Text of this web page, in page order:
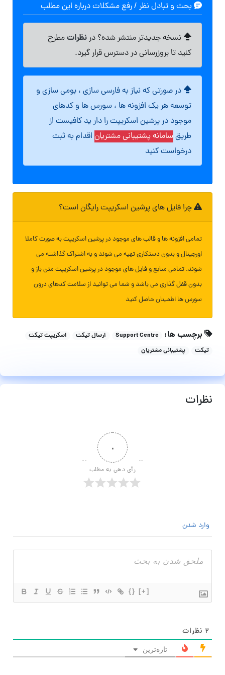
بحث و تبادل نظر / رفع مشکلات درباره این مطلب
نسخه جدیدتر منتشر شده؟ درنظراتمطرح
کنید تا بروزرسانی در دسترس قرار گیرد.
در صورتی که نیاز به فارسی سازی ، بومی سازی و
توسعه هر یک افزونه ها ، سورس ها و کدهای
موجود در پرشین اسکریپت را دار ید کافیست از
طریقسامانه پشتیبانی مشتریان اقدام به ثبت
درخواست کنید
چرا فایل های پرشین اسکریپت رایگان است؟
تمامی افزونه ها و قالب های موجود در پرشین اسکریپت به صورت کاملا
اورجینال و بدون دستکاری تهیه می شوند و به اشتراک گذاشته می
شوند. تمامی منابع و فایل های موجود در پرشین اسکریپت متن باز و
بدون قفل گذاری می باشد و شما می توانید از سلامت کدهای درون
سورس ها اطمینان حاصل کنید
برچسب ها: Support Centre ارسال تیکت
اسکریپت تیکت
تیکت
پشتیبانی مشتریان
نظرات
۰
رأی دهی به مطلب
وارد شدن
{} [+]
۲ نظرات
تازه‌ترین